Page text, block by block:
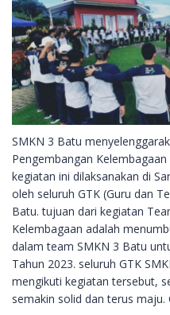
SMKN 3 Batu
Pengembangan
kegiatan ini dilaksanakan di
oleh seluruh GTK (Guru dan
Batu. tujuan dari kegiatan
Kelembagaan adalah
dalam team SMKN 3 Batu
Tahun 2023. seluruh GTK
mengikuti kegiatan tersebut,
semakin solid dan terus